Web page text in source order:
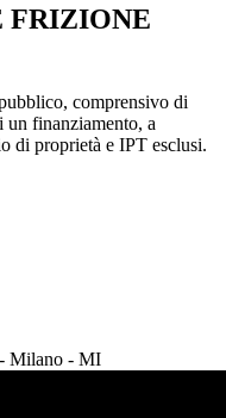
FRIZIONE
comprensivo di
finanziamento, a
di proprietà e IPT esclusi.
Milano - MI